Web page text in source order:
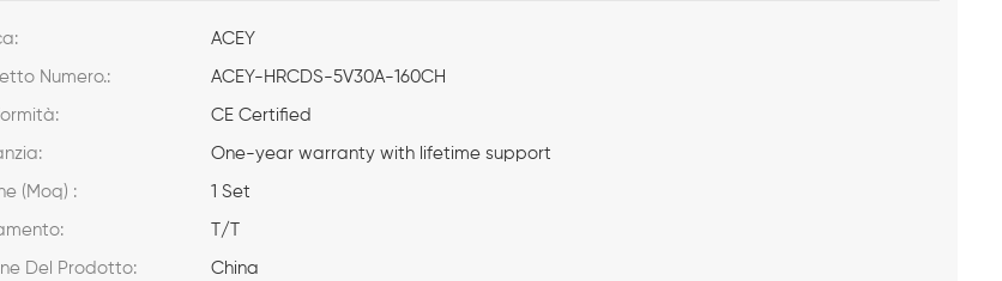
ACEY
Numero.: ACEY-HRCDS-5V30A-160CH
CE Certified
One-year warranty with lifetime support
(Moq) : 1 Set
T/T
Del Prodotto: China